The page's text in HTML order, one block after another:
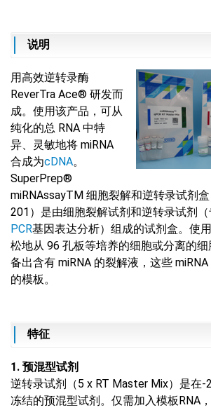
说明
用高效逆转录酶
ReverTra Ace® 研发而
成。使用该产品，可从
纯化的总 RNA 中特
异、灵敏地将 miRNA
合成为cDNA。
SuperPrep®
miRNAssayTM 细胞裂解和逆转录试剂
201）是由细胞裂解试剂和逆转录试剂
PCR基因表达分析）组成的试剂盒。使
松地从 96 孔板等培养的细胞或分离的
备出含有 miRNA 的裂解液，这些
的模板。
特征
1. 预混型试剂
逆转录试剂（5 x RT Master Mix）是在
冻结的预混型试剂。仅需加入模板RNA